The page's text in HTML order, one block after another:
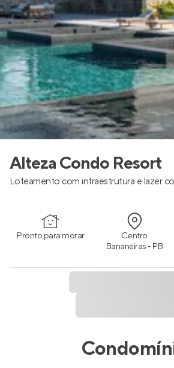
Alteza Condo Resort
Loteamento com infraestrutura e lazer
Pronto para morar Centro
Bananeiras - PB